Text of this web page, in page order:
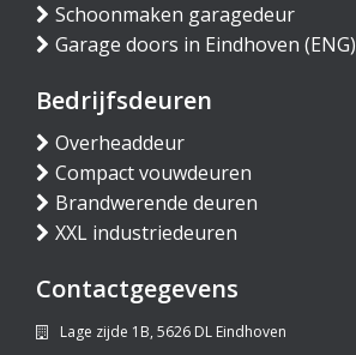
Schoonmaken garagedeur
Garage doors in Eindhoven (ENG)
Bedrijfsdeuren
Overheaddeur
Compact vouwdeuren
Brandwerende deuren
XXL industriedeuren
Contactgegevens
Lage zijde 1B, 5626 DL Eindhoven